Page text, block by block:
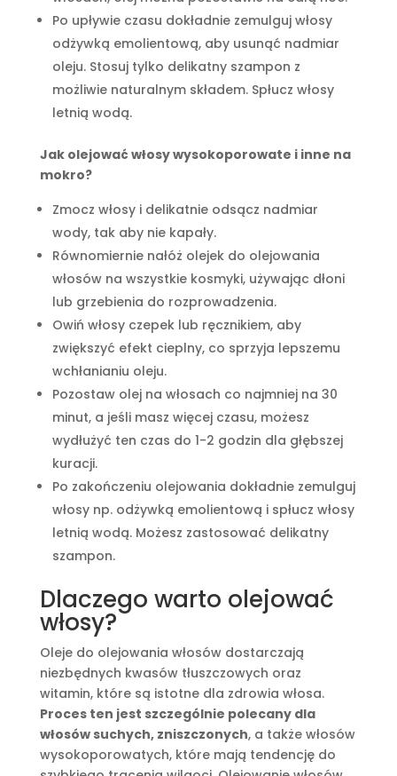
Po upływie czasu dokładnie zemulguj włosy
odżywką emolientową, aby usunąć nadmiar
oleju. Stosuj tylko delikatny szampon z
możliwie naturalnym składem. Spłucz włosy
letnią wodą.
Jak olejować włosy wysokoporowate i inne na
mokro?
Zmocz włosy i delikatnie odsącz nadmiar
wody, tak aby nie kapały.
Równomiernie nałóż olejek do olejowania
włosów na wszystkie kosmyki, używając dłoni
lub grzebienia do rozprowadzenia.
Owiń włosy czepek lub ręcznikiem, aby
zwiększyć efekt cieplny, co sprzyja lepszemu
wchłanianiu oleju.
Pozostaw olej na włosach co najmniej na 30
minut, a jeśli masz więcej czasu, możesz
wydłużyć ten czas do 1-2 godzin dla głębszej
kuracji.
Po zakończeniu olejowania dokładnie zemulguj
włosy np. odżywką emolientową i spłucz włosy
letnią wodą. Możesz zastosować delikatny
szampon.
Dlaczego warto olejować
włosy?
Oleje do olejowania włosów dostarczają
niezbędnych kwasów tłuszczowych oraz
witamin, które są istotne dla zdrowia włosa.
Proces ten jest szczególnie polecany dla
włosów suchych, zniszczonych, a także włosów
wysokoporowatych, które mają tendencję do